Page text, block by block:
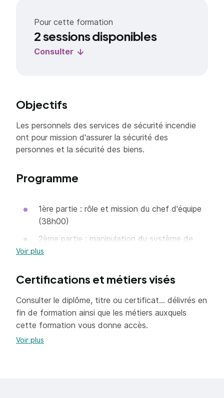
Pour cette formation
2 sessions disponibles
Consulter
Objectifs
Les personnels des services de sécurité incendie
ont pour mission d'assurer la sécurité des
personnes et la sécurité des biens.
Programme
1ère partie : rôle et mission du chef d'équipe
(38h00)
2ème partie : manipulation du système de
sécurité incendie (10h00)
en matière de sécurité incendie (06h00)
4ème partie : chef du poste central de
sécurité en situation de crise (16h00)
Voir plus
Certifications et métiers visés
Consulter le diplôme, titre ou certificat... délivrés en
fin de formation ainsi que les métiers auxquels
cette formation vous donne accès.
Voir plus